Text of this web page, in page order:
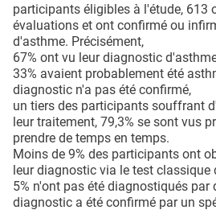
participants éligibles à l'étude, 613
évaluations et ont confirmé ou
d'asthme. Précisément,
67% ont vu leur diagnostic
33% avaient probablement été
diagnostic n'a pas été confirmé,
un tiers des participants souffrant
leur traitement, 79,3% se sont vus
prendre de temps en temps.
Moins de 9% des participants ont
leur diagnostic via le test classique
5% n'ont pas été diagnostiqués par
diagnostic a été confirmé par un